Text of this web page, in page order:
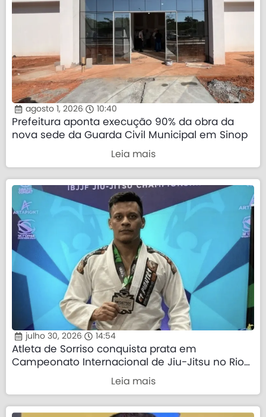
agosto 1, 2026 10:40
Prefeitura aponta execução 90% da obra da
nova sede da Guarda Civil Municipal em Sinop
Leia mais
julho 30, 2026 14:54
Atleta de Sorriso conquista prata em
Campeonato Internacional de Jiu-Jitsu no Rio
Leia mais